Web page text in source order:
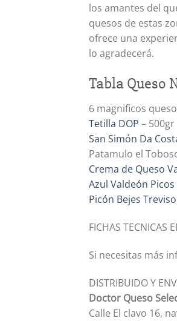
los amantes del
quesos de estas
ofrece una
lo agradecerá.
Tabla Queso
6 magnificos
Tetilla DOP – 500gr
San Simón Da
Patamulo el
Crema de Queso
Azul Valdeón
Picón Bejes Treviso
FICHAS TECNICAS
Si necesitas más
DISTRIBUIDO Y
Doctor Queso
Calle El clavo 16,